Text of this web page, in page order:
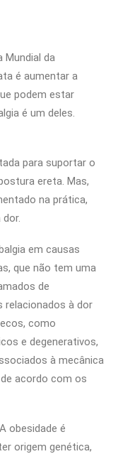
Mundial da
é aumentar a
podem estar
é um deles.
para suportar o
ereta. Mas,
na prática,
em causas
que não tem uma
de
relacionados à dor
como
e degenerativos,
à mecânica
acordo com os
obesidade é
origem genética,